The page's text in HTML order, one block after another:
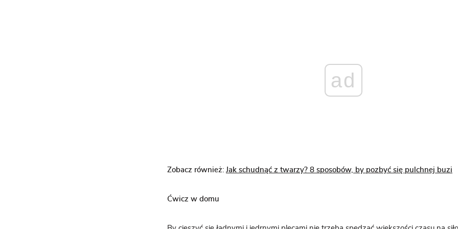
ad
Zobacz również: Jak schudnąć z twarzy? 8 sposobów, by pozbyć się pulchnej buzi
Ćwicz w domu